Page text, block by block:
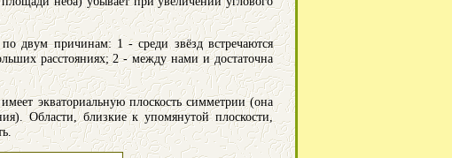
двум причинам: 1 - среди звёзд встречаются
расстояниях; 2 - между нами и достаточна
экваториальную плоскость симметрии (она
Области, близкие к упомянутой плоскости,